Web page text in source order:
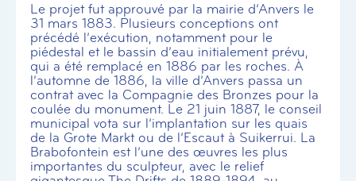
Le projet fut approuvé par la mairie d’Anvers le
31 mars 1883. Plusieurs conceptions ont
précédé l’exécution, notamment pour le
piédestal et le bassin d’eau initialement prévu,
qui a été remplacé en 1886 par les roches. À
l’automne de 1886, la ville d’Anvers passa un
contrat avec la Compagnie des Bronzes pour la
coulée du monument. Le 21 juin 1887, le conseil
municipal vota sur l’implantation sur les quais
de la Grote Markt ou de l’Escaut à Suikerrui. La
Brabofontein est l’une des œuvres les plus
importantes du sculpteur, avec le relief